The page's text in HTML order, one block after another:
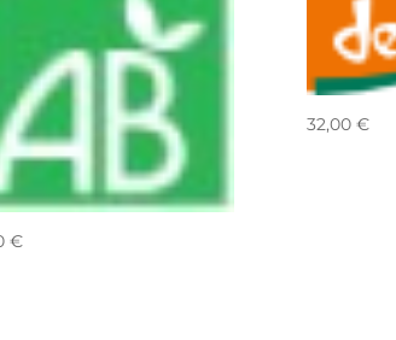
€
32,00 €